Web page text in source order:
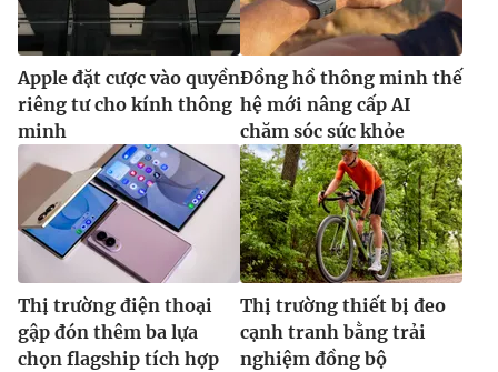
Apple đặt cược vào quyền
riêng tư cho kính thông
minh
Đồng hồ thông minh thế
hệ mới nâng cấp AI
chăm sóc sức khỏe
Thị trường điện thoại
gập đón thêm ba lựa
chọn flagship tích hợp
Thị trường thiết bị đeo
cạnh tranh bằng trải
nghiệm đồng bộ